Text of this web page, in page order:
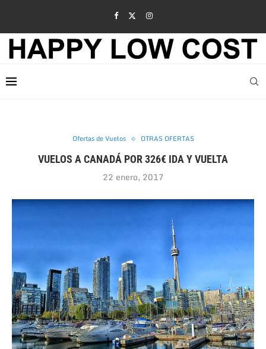
Ofertas de Vuelos OTRAS OFERTAS
VUELOS A CANADÁ POR 326€ IDA Y VUELTA
22 enero, 2017